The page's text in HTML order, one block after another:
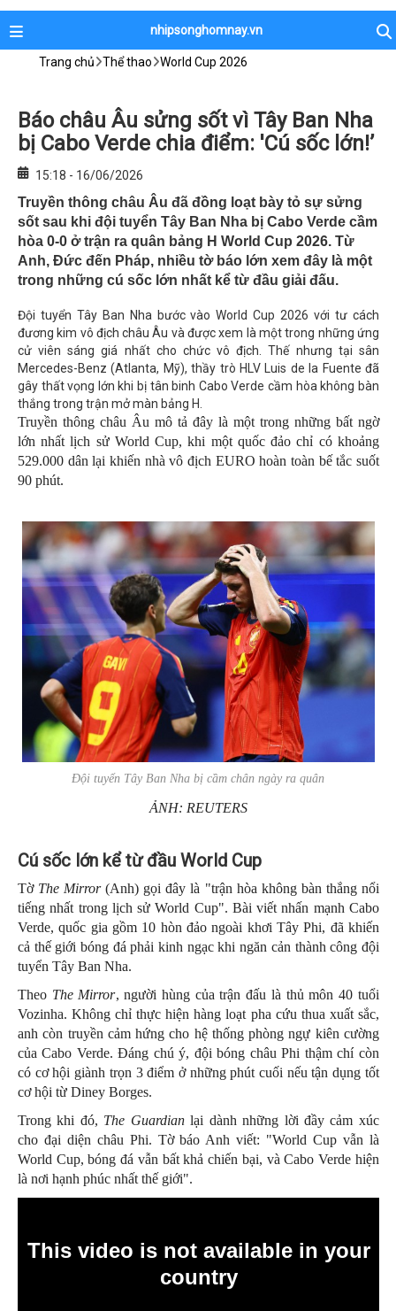
nhipsonghomnay.vn
Trang chủ Thể thao World Cup 2026
Báo châu Âu sửng sốt vì Tây Ban Nha
bị Cabo Verde chia điểm: 'Cú sốc lớn!’
15:18 - 16/06/2026
Truyền thông châu Âu đã đồng loạt bày tỏ sự sửng
sốt sau khi đội tuyển Tây Ban Nha bị Cabo Verde cầm
hòa 0-0 ở trận ra quân bảng H World Cup 2026. Từ
Anh, Đức đến Pháp, nhiều tờ báo lớn xem đây là một
trong những cú sốc lớn nhất kể từ đầu giải đấu.
Đội tuyển Tây Ban Nha bước vào World Cup 2026 với tư cách
đương kim vô địch châu Âu và được xem là một trong những ứng
cử viên sáng giá nhất cho chức vô địch. Thế nhưng tại sân
Mercedes-Benz (Atlanta, Mỹ), thầy trò HLV Luis de la Fuente đã
gây thất vọng lớn khi bị tân binh Cabo Verde cầm hòa không bàn
thắng trong trận mở màn bảng H.
Truyền thông châu Âu mô tả đây là một trong những bất ngờ
lớn nhất lịch sử World Cup, khi một quốc đảo chỉ có khoảng
529.000 dân lại khiến nhà vô địch EURO hoàn toàn bế tắc suốt
90 phút.
Đội tuyển Tây Ban Nha bị cầm chân ngày ra quân
ẢNH: REUTERS
Cú sốc lớn kể từ đầu World Cup
Tờ The Mirror(Anh) gọi đây là "trận hòa không bàn thắng nổi
tiếng nhất trong lịch sử World Cup". Bài viết nhấn mạnh Cabo
Verde, quốc gia gồm 10 hòn đảo ngoài khơi Tây Phi, đã khiến
cả thế giới bóng đá phải kinh ngạc khi ngăn cản thành công đội
tuyển Tây Ban Nha.
Theo The Mirror, người hùng của trận đấu là thủ môn 40 tuổi
Vozinha. Không chỉ thực hiện hàng loạt pha cứu thua xuất sắc,
anh còn truyền cảm hứng cho hệ thống phòng ngự kiên cường
của Cabo Verde. Đáng chú ý, đội bóng châu Phi thậm chí còn
có cơ hội giành trọn 3 điểm ở những phút cuối nếu tận dụng tốt
cơ hội từ Diney Borges.
Trong khi đó, The Guardianlại dành những lời đầy cảm xúc
cho đại diện châu Phi. Tờ báo Anh viết: "World Cup vẫn là
World Cup, bóng đá vẫn bất khả chiến bại, và Cabo Verde hiện
là nơi hạnh phúc nhất thế giới".